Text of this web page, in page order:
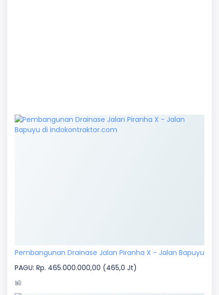
Pembangunan Drainase Jalan Piranha X - Jalan Bapuyu
PAGU: Rp. 465.000.000,00 (465,0 Jt)